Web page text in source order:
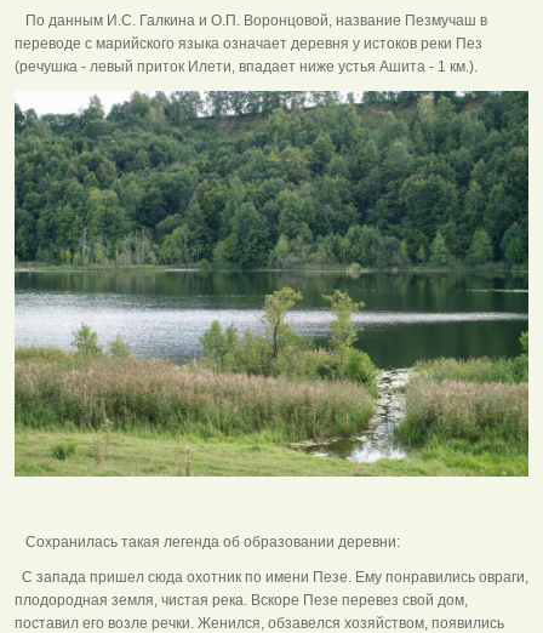
По данным И.С. Галкина и О.П. Воронцовой, название Пезмучаш в
переводе с марийского языка означает деревня у истоков реки Пез
(речушка - левый приток Илети, впадает ниже устья Ашита - 1 км.).
Сохранилась такая легенда об образовании деревни:
С запада пришел сюда охотник по имени Пезе. Ему понравились овраги,
плодородная земля, чистая река. Вскоре Пезе перевез свой дом,
поставил его возле речки. Женился, обзавелся хозяйством, появились